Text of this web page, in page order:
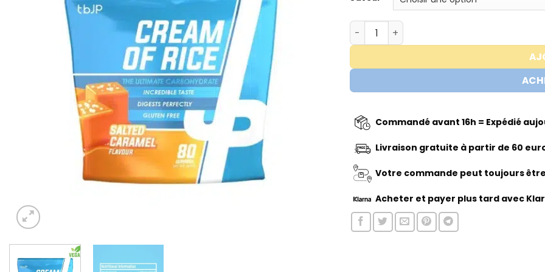
quantité de Trained by JP – Cream of Rice
Commandé avant 16h = Expédié
Livraison gratuite à partir de 60
Votre commande peut toujours
Acheter et payer plus tard avec